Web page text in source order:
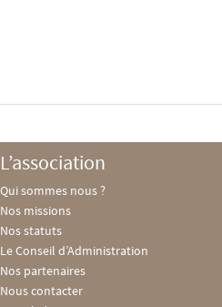
L’association
Qui sommes nous ?
Nos missions
Nos statuts
Le Conseil d’Administration
Nos partenaires
Nous contacter